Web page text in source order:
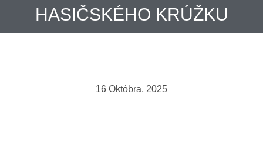
HASIČSKÉHO KRÚŽKU
16 Októbra, 2025